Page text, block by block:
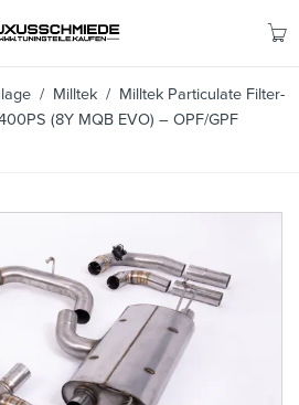
/ Milltek / Milltek Particulate Filter-
(8Y MQB EVO) – OPF/GPF